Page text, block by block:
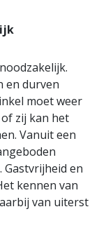
en durven
moet weer
zij kan het
Vanuit een
en
kennen van
van uiterst